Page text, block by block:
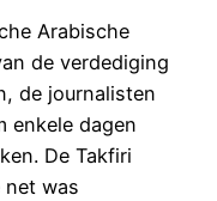
Arabische
de verdediging
de journalisten
enkele dagen
De Takfiri
net was